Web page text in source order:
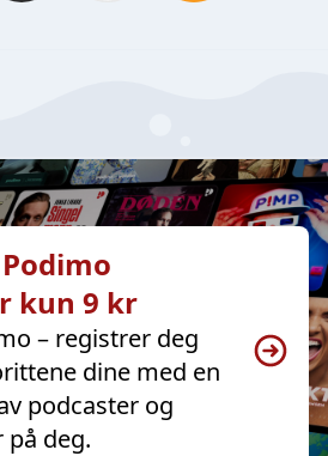
kun 9 kr
– registrer deg
dine med en
podcaster og
deg.